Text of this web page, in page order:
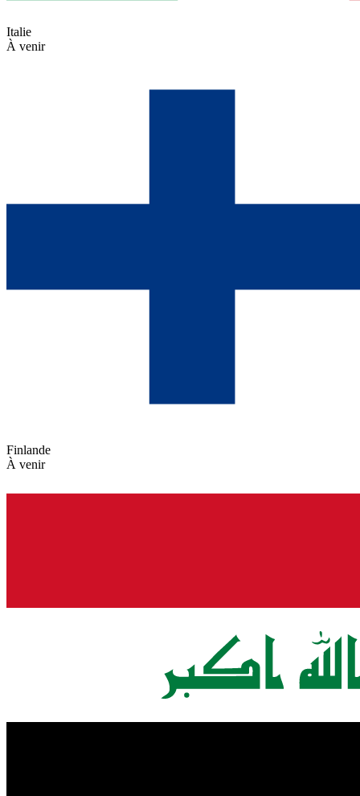
Italie
À venir
Finlande
À venir